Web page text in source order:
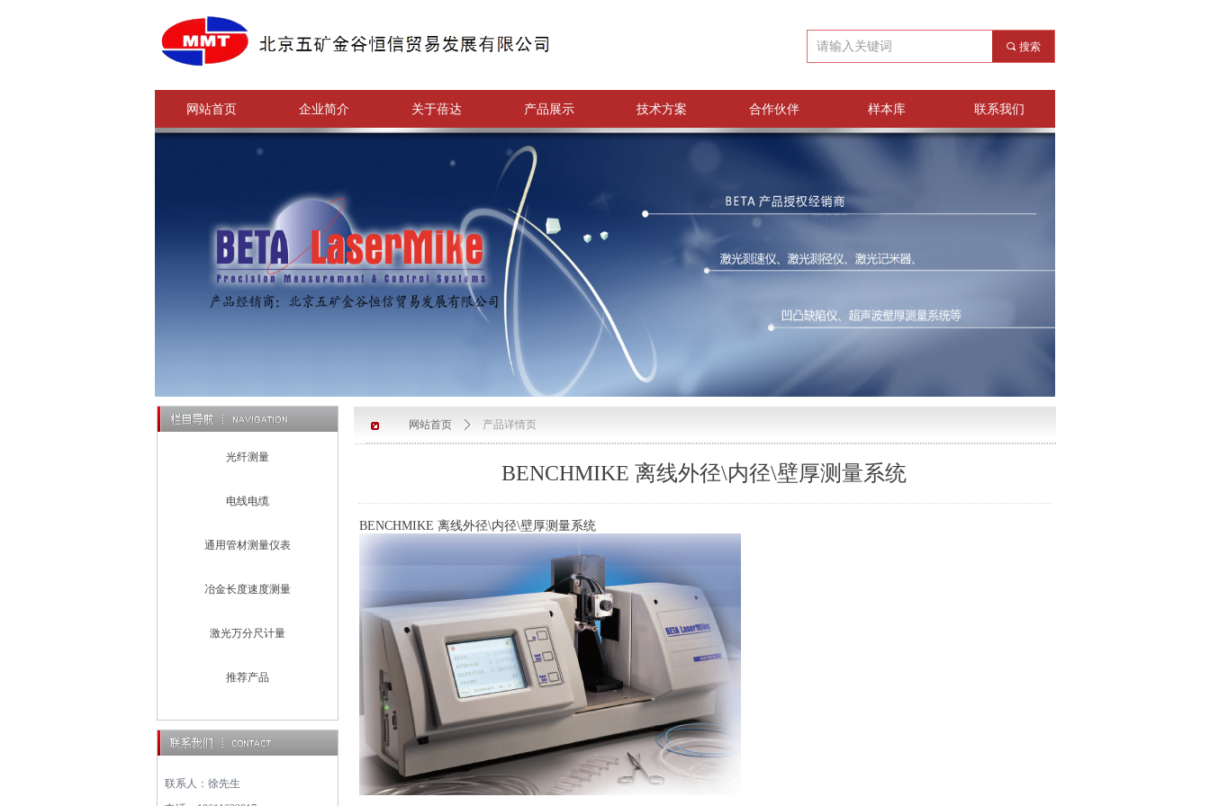
网站首页 企业简介 关于蓓达 产品展示
产品展示
技术方案 合作伙伴 样本库 联系我们
끠 搜索
联系人：徐先生
光纤测量
电线电缆
通用管材测量仪表
冶金长度速度测量
激光万分尺计量
推荐产品
BENCHMIKE 离线外径\内径\壁厚测量系统
网站首页 ꄲ 产品详情页
BENCHMIKE 离线外径\内径\壁厚测量系统